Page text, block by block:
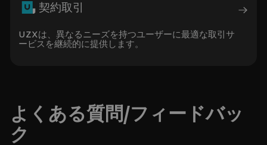
契約取引
UZXは、異なるニーズを持つユーザーに最適な取引サ
ービスを継続的に提供します。
よくある質問/フィードバッ
ク